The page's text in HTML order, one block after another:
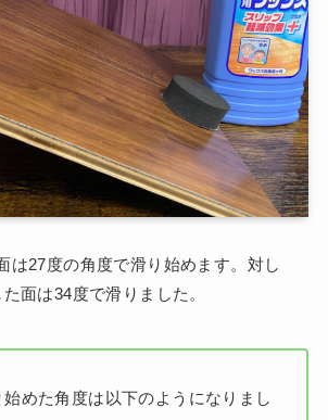
は27度の角度で滑り始めます。対し
面は34度で滑りました。
めた角度は以下のようになりまし